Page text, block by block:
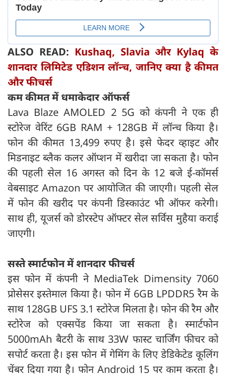
ALSO READ: Kushaq, Slavia और Kylaq के
शानदार लिमिटेड एडिशन लॉन्च, जानिए क्या है कीमत
और फीचर्स
कम कीमत में धमाकेदार ऑफर्स
Lava Blaze AMOLED 2 5G को कंपनी ने एक ही
स्टोरेज वेरिंट 6GB RAM + 128GB में लॉन्च किया है।
फोन की कीमत 13,499 रुपए है। इसे फेदर व्हाइट और
मिडनाइट ब्लैक कलर ऑप्शन में खरीदा जा सकता है। फोन
की पहली सेल 16 अगस्त को दिन के 12 बजे ई-कॉमर्स
वेबसाइट Amazon पर आयोजित की जाएगी। पहली सेल
में फोन की खरीद पर कंपनी डिस्काउंट भी ऑफर करेगी।
साथ ही, यूजर्स को डोरस्टेप ऑफ्टर सेल सर्विस मुहैया कराई
जाएगी।
सस्ते स्मार्टफोन में शानदार फीचर्स
इस फोन में कंपनी ने MediaTek Dimensity 7060
प्रोसेसर इस्तेमाल किया है। फोन में 6GB LPDDR5 रैम के
साथ 128GB UFS 3.1 स्टोरेज मिलता है। फोन की रैम और
स्टोरेज को एक्सपेंड किया जा सकता है। स्मार्टफोन
5000mAh बैटरी के साथ 33W फास्ट चार्जिंग फीचर को
सपोर्ट करता है। इस फोन में गेमिंग के लिए डेडिकेटेड कूलिंग
चेंबर दिया गया है। फोन Android 15 पर काम करता है।